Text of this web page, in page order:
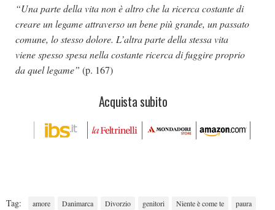
“Una parte della vita non è altro che la ricerca costante di
creare un legame attraverso un bene più grande, un passato
comune, lo stesso dolore. L’altra parte della stessa vita
viene spesso spesa nella costante ricerca di fuggire proprio
da quel legame” (p. 167)
Acquista subito
Tag: amore Danimarca Divorzio genitori Niente è come te
paura